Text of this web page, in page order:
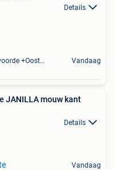
Details
Oostende Zandvoorde +Oostende Vandaag
JANILLA mouw kant
Details
Vandaag